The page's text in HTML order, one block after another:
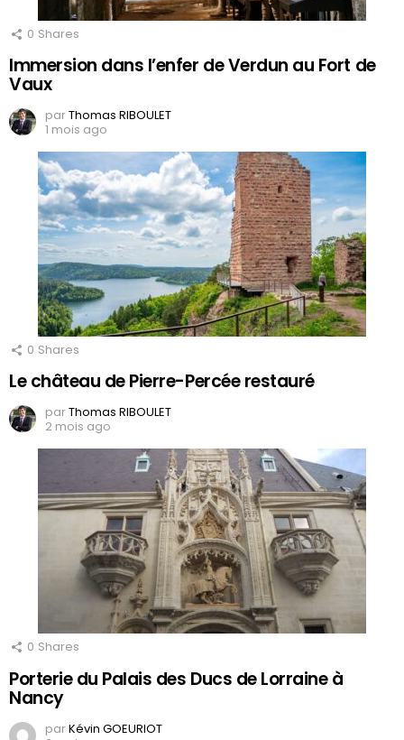
0 Shares
Immersion dans l’enfer de Verdun au Fort de
Vaux
parThomas RIBOULET
1 mois ago
0 Shares
Le château de Pierre-Percée restauré
parThomas RIBOULET
2 mois ago
0 Shares
Porterie du Palais des Ducs de Lorraine à
Nancy
parKévin GOEURIOT